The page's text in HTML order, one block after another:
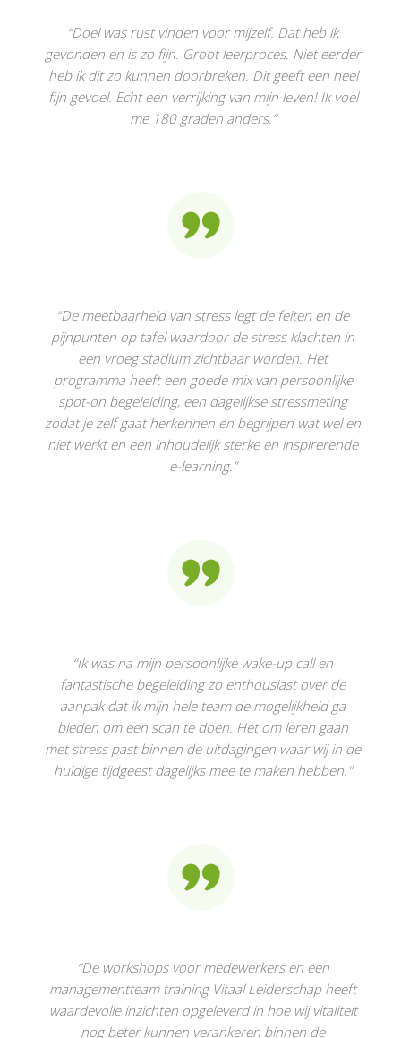
“Doel was rust vinden voor mijzelf. Dat heb ik
gevonden en is zo fijn. Groot leerproces. Niet eerder
heb ik dit zo kunnen doorbreken. Dit geeft een heel
fijn gevoel. Echt een verrijking van mijn leven! Ik voel
me 180 graden anders.”
“De meetbaarheid van stress legt de feiten en de
pijnpunten op tafel waardoor de stress klachten in
een vroeg stadium zichtbaar worden. Het
programma heeft een goede mix van persoonlijke
spot-on begeleiding, een dagelijkse stressmeting
zodat je zelf gaat herkennen en begrijpen wat wel en
niet werkt en een inhoudelijk sterke en inspirerende
e-learning.”
“Ik was na mijn persoonlijke wake-up call en
fantastische begeleiding zo enthousiast over de
aanpak dat ik mijn hele team de mogelijkheid ga
bieden om een scan te doen. Het om leren gaan
met stress past binnen de uitdagingen waar wij in de
huidige tijdgeest dagelijks mee te maken hebben."
“De workshops voor medewerkers en een
managementteam training Vitaal Leiderschap heeft
waardevolle inzichten opgeleverd in hoe wij vitaliteit
nog beter kunnen verankeren binnen de